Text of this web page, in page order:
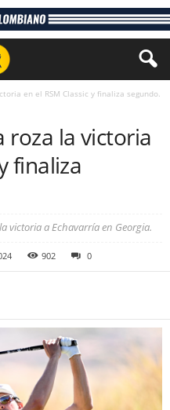
en el RSM Classic y finaliza segundo.
roza la victoria
finaliza
victoria a Echavarría en Georgia.
902 0